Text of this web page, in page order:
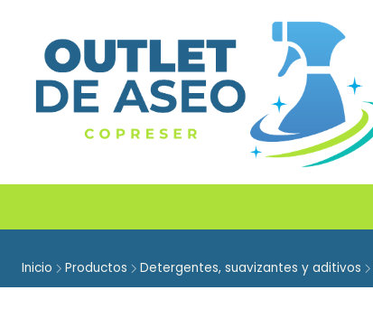
Inicio Productos Detergentes, suavizantes y aditivos